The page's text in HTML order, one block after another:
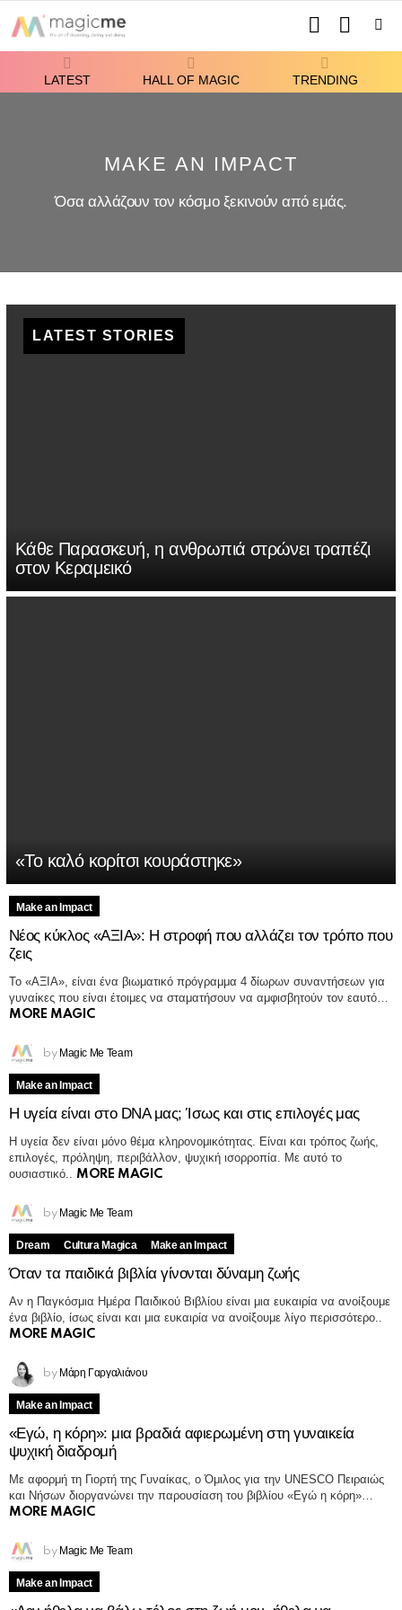
SWITCH
SKIN
LATEST HALL OF MAGIC TRENDING
MAKE AN IMPACT
Όσα αλλάζουν τον κόσμο ξεκινούν από εμάς.
LATEST STORIES
Κάθε Παρασκευή, η ανθρωπιά στρώνει τραπέζι
στον Κεραμεικό
«Το καλό κορίτσι κουράστηκε»
MORE
STORIES
Make an Impact
Νέος κύκλος «ΑΞΙΑ»: Η στροφή που αλλάζει τον τρόπο που
ζεις
Το «ΑΞΙΑ», είναι ένα βιωματικό πρόγραμμα 4 δίωρων συναντήσεων για
γυναίκες που είναι έτοιμες να σταματήσουν να αμφισβητούν τον εαυτό…
MORE MAGIC
by Magic Me Team
Make an Impact
Η υγεία είναι στο DNA μας; Ίσως και στις επιλογές μας
Η υγεία δεν είναι μόνο θέμα κληρονομικότητας. Είναι και τρόπος ζωής,
επιλογές, πρόληψη, περιβάλλον, ψυχική ισορροπία. Με αυτό το
ουσιαστικό..
MORE MAGIC
by Magic Me Team
Dream Cultura Magica Make an Impact
Όταν τα παιδικά βιβλία γίνονται δύναμη ζωής
Αν η Παγκόσμια Ημέρα Παιδικού Βιβλίου είναι μια ευκαιρία να ανοίξουμε
ένα βιβλίο, ίσως είναι και μια ευκαιρία να ανοίξουμε λίγο περισσότερο..
MORE MAGIC
by Μάρη Γαργαλιάνου
Make an Impact
«Εγώ, η κόρη»: μια βραδιά αφιερωμένη στη γυναικεία
ψυχική διαδρομή
Με αφορμή τη Γιορτή της Γυναίκας, ο Όμιλος για την UNESCO Πειραιώς
και Νήσων διοργανώνει την παρουσίαση του βιβλίου «Εγώ η κόρη»…
MORE MAGIC
by Magic Me Team
Make an Impact